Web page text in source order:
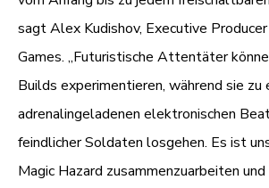
sagt Alex Kudishov, Executive
Games. „Futuristische Attentäter
Builds experimentieren, während sie zu
adrenalingeladenen elektronischen
feindlicher Soldaten losgehen. Es ist
Magic Hazard zusammenzuarbeiten